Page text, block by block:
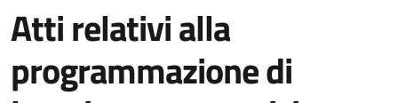
Atti relativi alla
programmazione di